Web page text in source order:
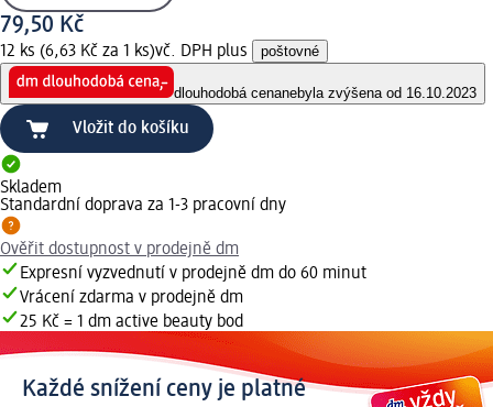
79,50 Kč
12 ks (6,63 Kč za 1 ks)vč. DPH plus poštovné
dlouhodobá cenanebyla zvýšena od 16.10.2023
Vložit do košíku
Skladem
Standardní doprava za 1-3 pracovní dny
Ověřit dostupnost v prodejně dm
Expresní vyzvednutí v prodejně dm do 60 minut
Vrácení zdarma v prodejně dm
25 Kč = 1 dm active beauty bod
Každé snížení ceny je platné